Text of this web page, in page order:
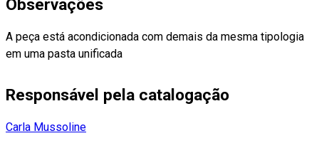
Observações
A peça está acondicionada com demais da mesma tipologia
em uma pasta unificada
Responsável pela catalogação
Carla Mussoline